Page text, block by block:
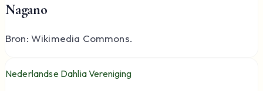
Nagano
Bron: Wikimedia Commons.
Nederlandse Dahlia Vereniging